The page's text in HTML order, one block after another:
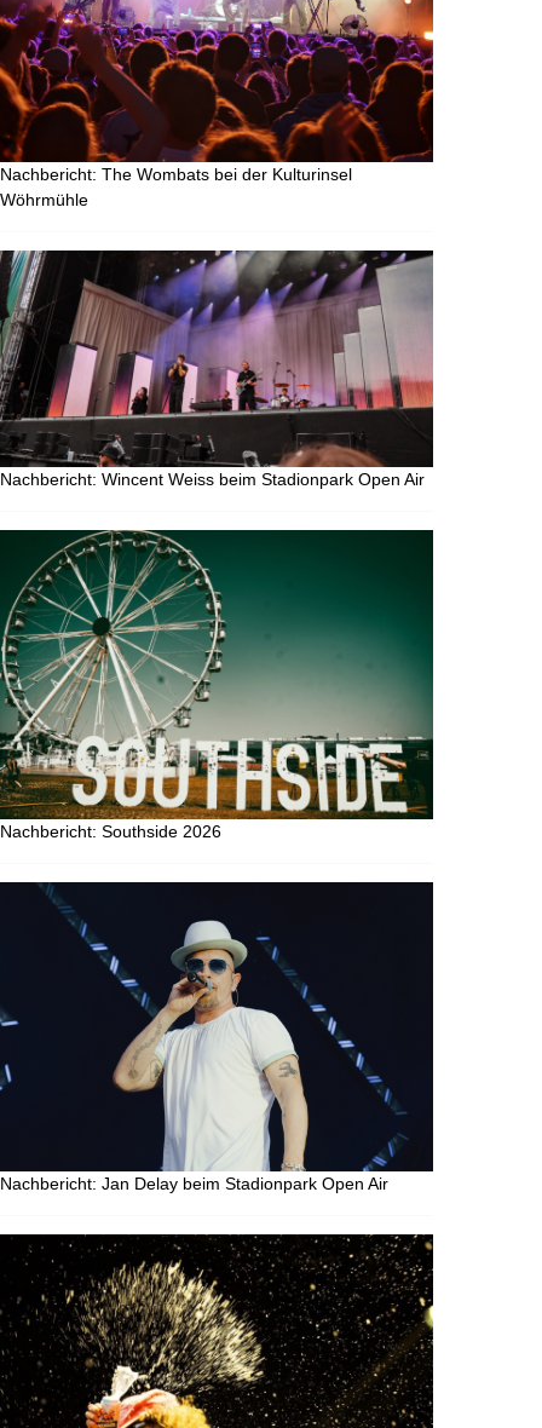
Nachbericht: The Wombats bei der Kulturinsel
Wöhrmühle
Nachbericht: Wincent Weiss beim Stadionpark Open Air
Nachbericht: Southside 2026
Nachbericht: Jan Delay beim Stadionpark Open Air